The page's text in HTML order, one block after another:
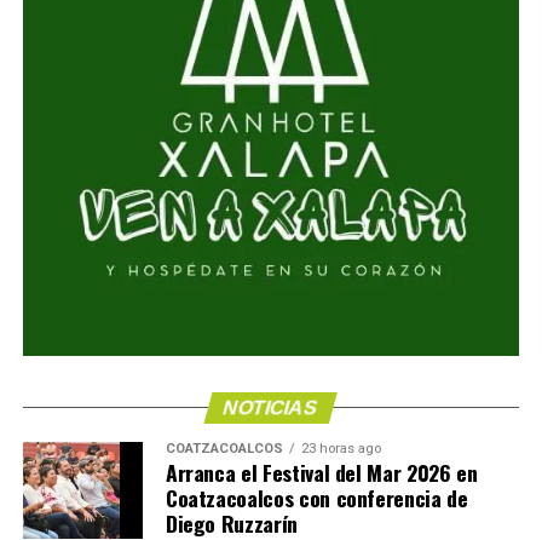
NOTICIAS
COATZACOALCOS 23 horas ago
Arranca el Festival del Mar 2026 en
Coatzacoalcos con conferencia de
Diego Ruzzarín